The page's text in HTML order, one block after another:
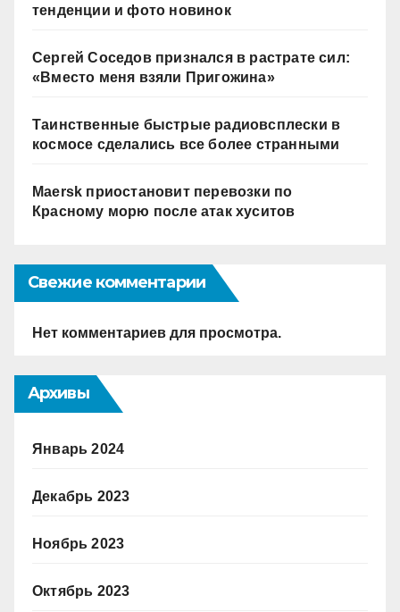
тенденции и фото новинок
Сергей Соседов признался в растрате сил:
«Вместо меня взяли Пригожина»
Таинственные быстрые радиовсплески в
космосе сделались все более странными
Maersk приостановит перевозки по
Красному морю после атак хуситов
Свежие комментарии
Нет комментариев для просмотра.
Архивы
Январь 2024
Декабрь 2023
Ноябрь 2023
Октябрь 2023